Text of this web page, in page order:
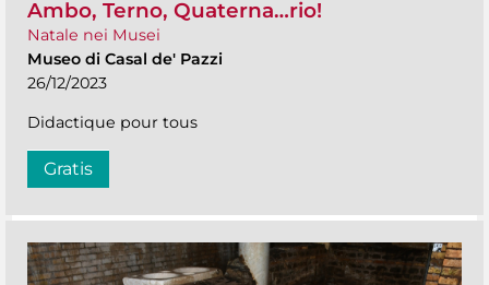
Ambo, Terno, Quaterna…rio!
Natale nei Musei
Museo di Casal de' Pazzi
26/12/2023
Didactique pour tous
Gratis